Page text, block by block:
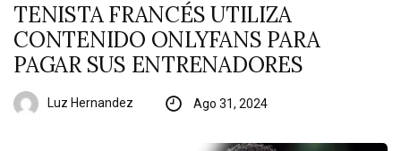
TENISTA FRANCÉS UTILIZA
CONTENIDO ONLYFANS PARA
PAGAR SUS ENTRENADORES
Luz Hernandez Ago 31, 2024